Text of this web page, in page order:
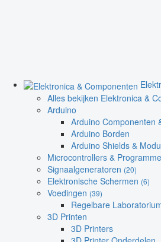
Alles bekijken Elektronica &
Arduino
Arduino Componenten
Arduino Borden
Arduino Shields &
Microcontrollers &
Signaalgeneratoren (20)
Elektronische Schermen (6)
Voedingen (39)
Regelbare
3D Printen
3D Printers